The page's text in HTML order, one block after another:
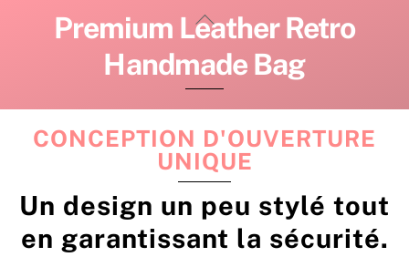
Premium Leather Retro
Handmade Bag
CONCEPTION D'OUVERTURE
UNIQUE
Un design un peu stylé tout
en garantissant la sécurité.
Back
To
Top